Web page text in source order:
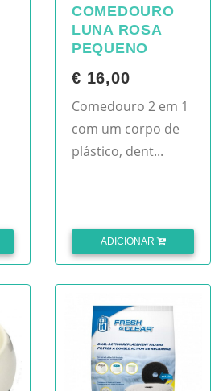
COMEDOURO
LUNA ROSA
PEQUENO
€ 16,00
Comedouro 2 em 1
com um corpo de
plástico, dent...
ADICIONAR